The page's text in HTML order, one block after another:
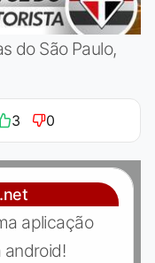
do São Paulo,
3 0
aplicação
android!